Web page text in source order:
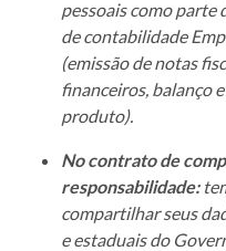
pessoais como parte
de contabilidade
(emissão de notas
financeiros, balanço
produto).
No contrato de
responsabilidade:
compartilhar seus
e estaduais do